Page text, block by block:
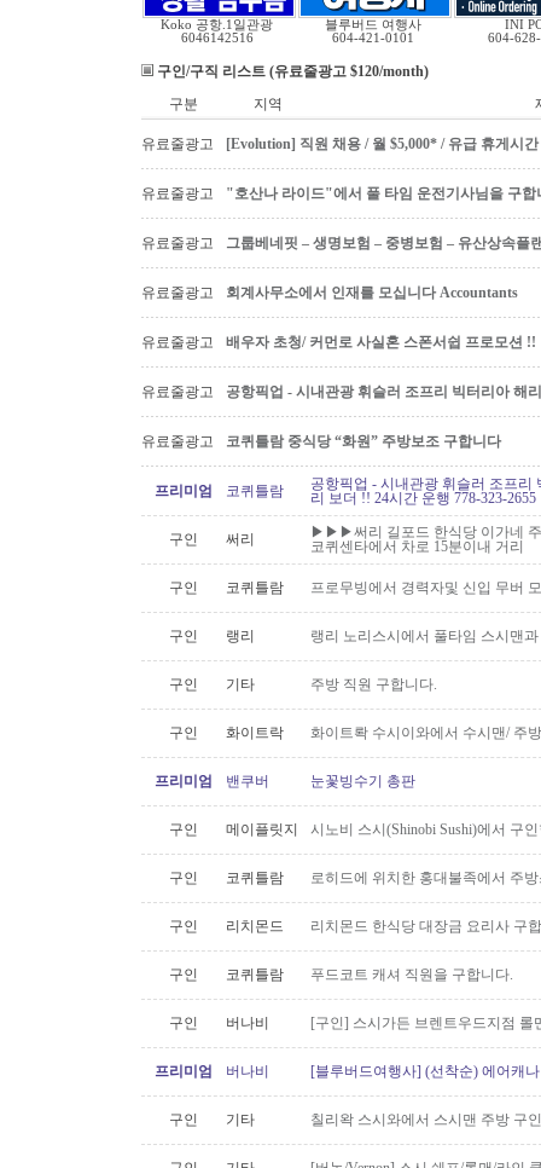
Koko 공항.1일관광
6046142516
블루버드 여행사
604-421-0101
INI
604-
구인/구직 리스트 (유료줄광고 $120/month)
구분
지역
유료줄광고 [Evolution] 직원 채용 / 월 $5,000* / 유급 휴게시
유료줄광고 "호산나 라이드"에서 풀 타임 운전기사님을 구합
유료줄광고 그룹베네핏 – 생명보험 – 중병보험 – 유산상속플
유료줄광고 회계사무소에서 인재를 모십니다 Accountants
유료줄광고 배우자 초청/ 커먼로 사실혼 스폰서쉽 프로모션 !!
유료줄광고 공항픽업 - 시내관광 휘슬러 조프리 빅터리아 해
유료줄광고 코퀴틀람 중식당 “화원” 주방보조 구합니다
프리미엄 코퀴틀람
공항픽업 - 시내관광 휘슬러 조프
리 보더 !! 24시간 운행 778-323-2655
구인 써리
▶▶▶써리 길포드 한식당 이가네
코퀴센타에서 차로 15분이내 거리
구인 코퀴틀람 프로무빙에서 경력자및 신입 무버
구인 랭리 랭리 노리스시에서 풀타임 스시맨
구인 기타 주방 직원 구합니다.
구인 화이트락 화이트롹 수시이와에서 수시맨/ 주
프리미엄 밴쿠버 눈꽃빙수기 총판
구인 메이플릿지 시노비 스시(Shinobi Sushi)에서 구
구인 코퀴틀람 로히드에 위치한 홍대불족에서 주
구인 리치몬드 리치몬드 한식당 대장금 요리사 구
구인 코퀴틀람 푸드코트 캐셔 직원을 구합니다.
구인 버나비 [구인] 스시가든 브렌트우드지점 롤
프리미엄 버나비 [블루버드여행사] (선착순) 에어캐
구인 기타 칠리왁 스시와에서 스시맨 주방 구